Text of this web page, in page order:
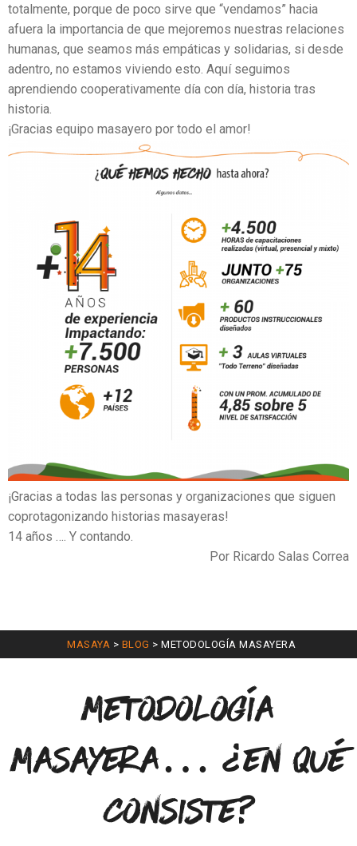
totalmente, porque de poco sirve que “vendamos” hacia
afuera la importancia de que mejoremos nuestras relaciones
humanas, que seamos más empáticas y solidarias, si desde
adentro, no estamos viviendo esto. Aquí seguimos
aprendiendo cooperativamente día con día, historia tras
historia.
¡Gracias equipo masayero por todo el amor!
¡Gracias a todas las personas y organizaciones que siguen
coprotagonizando historias masayeras!
14 años …. Y contando.
Por Ricardo Salas Correa
MASAYA > BLOG > METODOLOGÍA MASAYERA
Metodología
Masayera… ¿En qué
consiste?